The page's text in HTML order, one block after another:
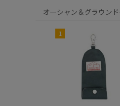
オーシャン＆グラウン
1